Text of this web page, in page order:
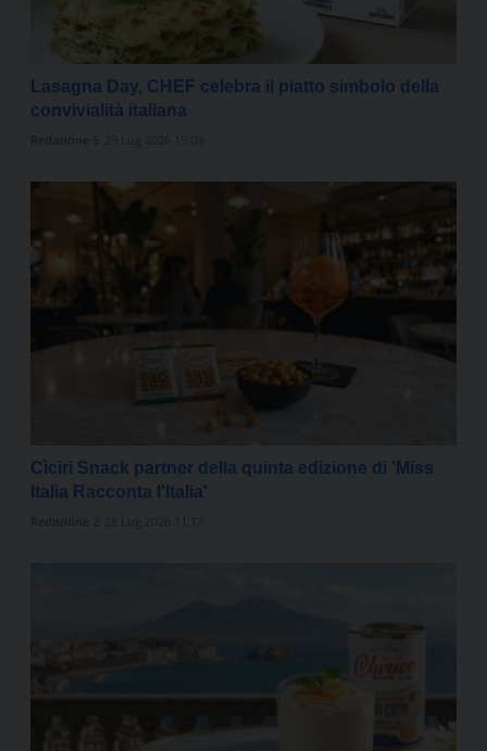
Lasagna Day, CHEF celebra il piatto simbolo della
convivialità italiana
Cìciri Snack partner della quinta edizione di 'Miss
Italia Racconta l'Italia'